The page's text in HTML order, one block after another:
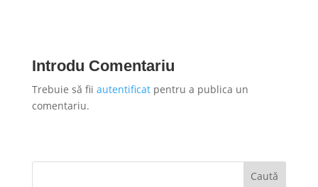
Introdu Comentariu
Trebuie să fii autentificatpentru a publica un
comentariu.